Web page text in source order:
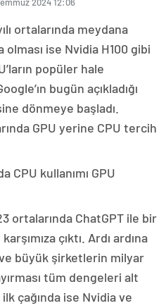
ortalarında meydana
ise Nvidia H100 gibi
popüler hale
bugün açıkladığı
dönmeye başladı.
GPU yerine CPU tercih
CPU kullanımı GPU
ortalarında ChatGPT ile bir
çıktı. Ardı ardına
büyük şirketlerin milyar
tüm dengeleri alt
çağında ise Nvidia ve